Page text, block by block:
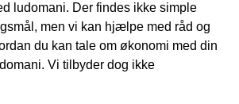
ludomani. Der findes ikke simple
men vi kan hjælpe med råd og
du kan tale om økonomi med din
Vi tilbyder dog ikke